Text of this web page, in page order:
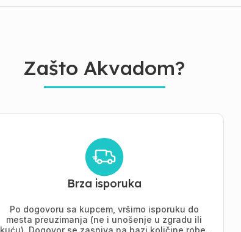
Zašto Akvadom?
Brza isporuka
Po dogovoru sa kupcem, vršimo isporuku do
mesta preuzimanja (ne i unošenje u zgradu ili
kuću). Dogovor se zasniva na bazi količine robe.